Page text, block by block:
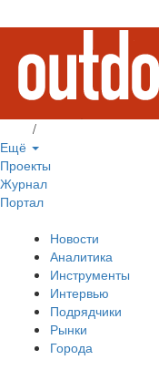
/
Ещё
Проекты
Журнал
Портал
Новости
Аналитика
Инструменты
Интервью
Подрядчики
Рынки
Города